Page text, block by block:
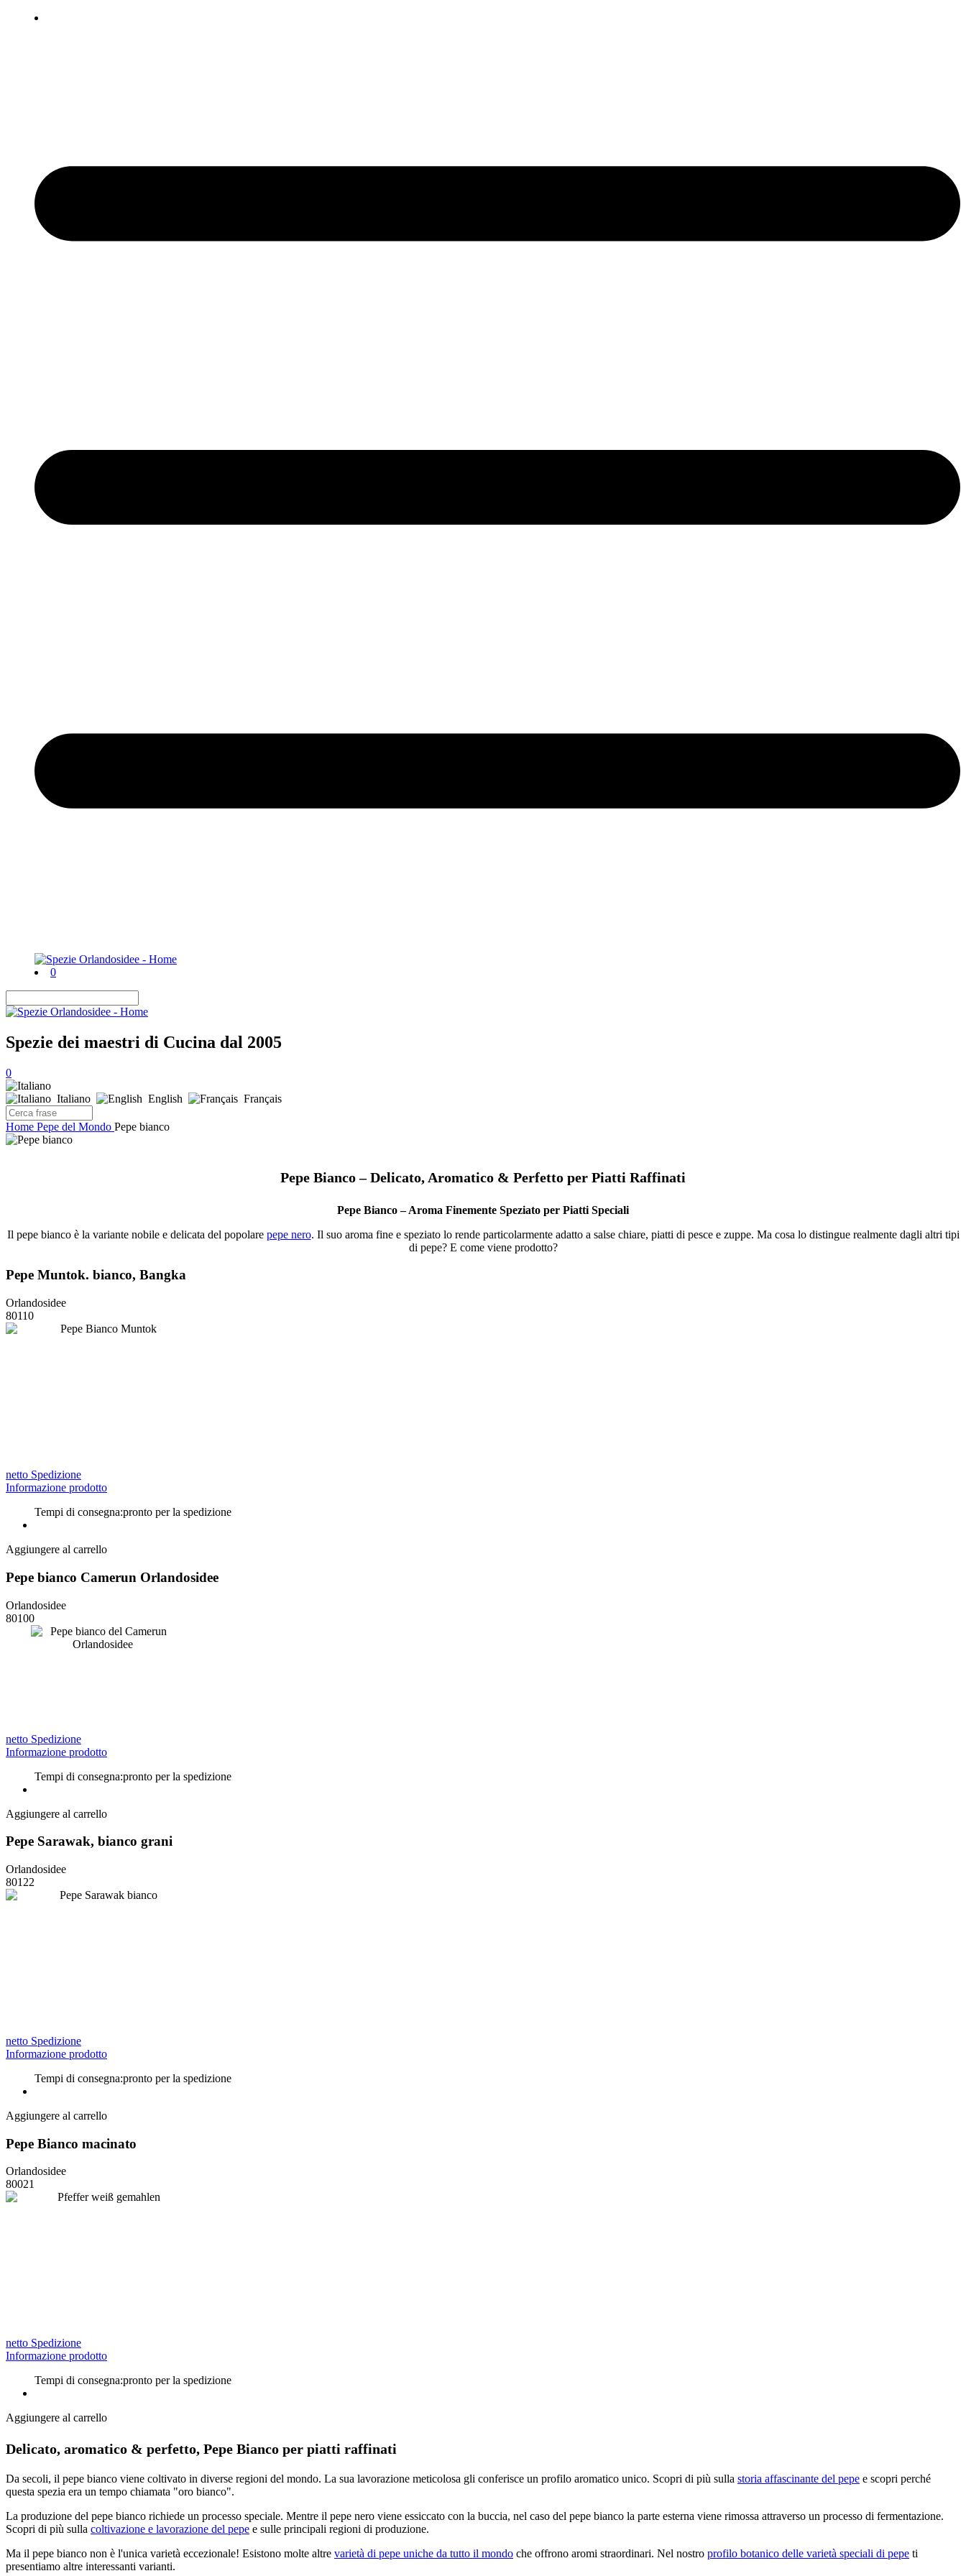
0
Spezie dei maestri di Cucina dal 2005
0
Italiano English Français
Home Pepe del Mondo Pepe bianco
Pepe Bianco – Delicato, Aromatico & Perfetto per Piatti Raffinati
Pepe Bianco – Aroma Finemente Speziato per Piatti Speciali
Il pepe bianco è la variante nobile e delicata del popolare pepe nero. Il suo aroma fine e speziato lo rende particolarmente adatto a salse chiare, piatti di pesce e zuppe. Ma cosa lo distingue realmente dagli altri tipi
di pepe? E come viene prodotto?
Pepe Muntok. bianco, Bangka
Orlandosidee
80110
netto Spedizione
Informazione prodotto
Tempi di consegna:pronto per la spedizione
Aggiungere al carrello
Pepe bianco Camerun Orlandosidee
Orlandosidee
80100
netto Spedizione
Informazione prodotto
Tempi di consegna:pronto per la spedizione
Aggiungere al carrello
Pepe Sarawak, bianco grani
Orlandosidee
80122
netto Spedizione
Informazione prodotto
Tempi di consegna:pronto per la spedizione
Aggiungere al carrello
Pepe Bianco macinato
Orlandosidee
80021
netto Spedizione
Informazione prodotto
Tempi di consegna:pronto per la spedizione
Aggiungere al carrello
Delicato, aromatico & perfetto, Pepe Bianco per piatti raffinati
Da secoli, il pepe bianco viene coltivato in diverse regioni del mondo. La sua lavorazione meticolosa gli conferisce un profilo aromatico unico. Scopri di più sulla storia affascinante del pepe e scopri perché
questa spezia era un tempo chiamata "oro bianco".
La produzione del pepe bianco richiede un processo speciale. Mentre il pepe nero viene essiccato con la buccia, nel caso del pepe bianco la parte esterna viene rimossa attraverso un processo di fermentazione.
Scopri di più sulla coltivazione e lavorazione del pepe e sulle principali regioni di produzione.
Ma il pepe bianco non è l'unica varietà eccezionale! Esistono molte altre varietà di pepe uniche da tutto il mondo che offrono aromi straordinari. Nel nostro profilo botanico delle varietà speciali di pepe ti
presentiamo altre interessanti varianti.